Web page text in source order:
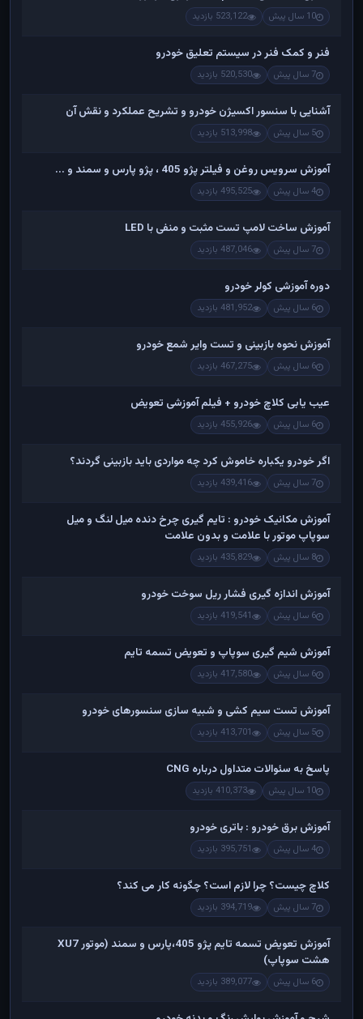
10 سال پیش 523,122 بازدید
فنر و کمک فنر در سیستم تعلیق خودرو
7 سال پیش 520,530 بازدید
آشنایی با سنسور اکسیژن خودرو و تشریح عملکرد و نقش آن
5 سال پیش 513,998 بازدید
آموزش سرویس روغن و فیلتر پژو 405 ، پژو پارس و سمند و ...
4 سال پیش 495,525 بازدید
آموزش ساخت لامپ تست مثبت و منفی با LED
7 سال پیش 487,046 بازدید
دوره آموزشی کولر خودرو
6 سال پیش 481,952 بازدید
آموزش نحوه بازبینی و تست وایر شمع خودرو
6 سال پیش 467,275 بازدید
عیب یابی کلاچ خودرو + فیلم آموزشی تعویض
6 سال پیش 455,926 بازدید
اگر خودرو یکباره خاموش کرد چه مواردی باید بازبینی گردند؟
7 سال پیش 439,416 بازدید
آموزش مکانیک خودرو : تایم گیری چرخ دنده میل لنگ و میل
سوپاپ موتور با علامت و بدون علامت
8 سال پیش 435,829 بازدید
آموزش اندازه گیری فشار ریل سوخت خودرو
6 سال پیش 419,541 بازدید
آموزش شیم گیری سوپاپ و تعویض تسمه تایم
6 سال پیش 417,580 بازدید
آموزش تست سیم کشی و شبیه سازی سنسورهای خودرو
5 سال پیش 413,701 بازدید
پاسخ به سئوالات متداول درباره CNG
10 سال پیش 410,373 بازدید
آموزش برق خودرو : باتری خودرو
4 سال پیش 395,751 بازدید
کلاچ چیست؟ چرا لازم است؟ چگونه کار می کند؟
7 سال پیش 394,719 بازدید
آموزش تعویض تسمه تایم پژو 405،پارس و سمند (موتور XU7
هشت سوپاپ)
6 سال پیش 389,077 بازدید